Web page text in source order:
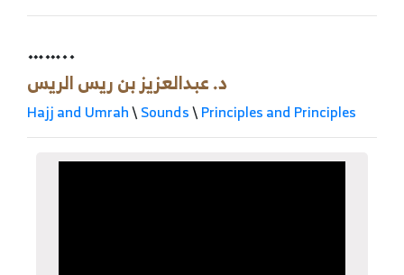
……..
د. عبدالعزيز بن ريس الريس
Hajj and Umrah\Sounds\Principles and Principles